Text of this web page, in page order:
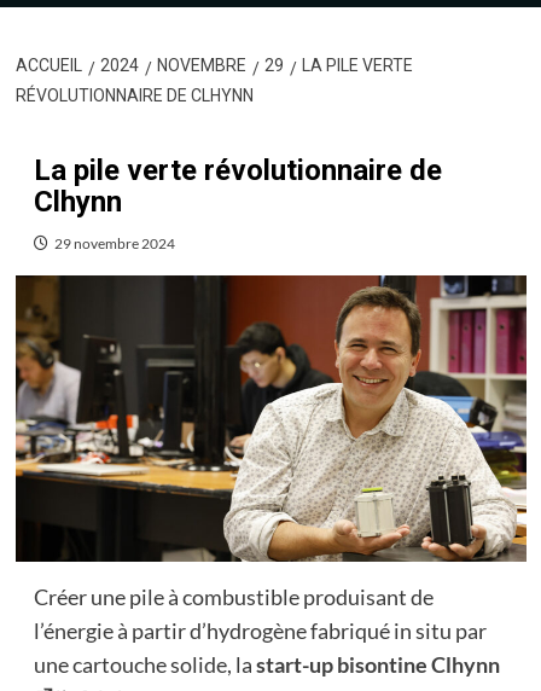
ACCUEIL 2024 NOVEMBRE 29
LA PILE VERTE
RÉVOLUTIONNAIRE DE CLHYNN
La pile verte révolutionnaire de
Clhynn
29 novembre 2024
Créer une pile à combustible produisant de
l’énergie à partir d’hydrogène fabriqué in situ par
une cartouche solide, lastart-up bisontine Clhynn